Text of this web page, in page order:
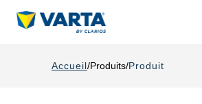
Accueil Produits Produit